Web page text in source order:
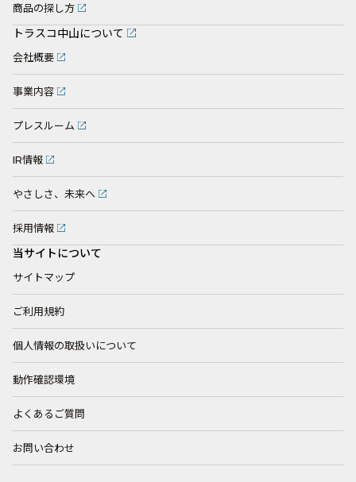
商品の探し方
トラスコ中山について
会社概要
事業内容
プレスルーム
IR情報
やさしさ、未来へ
採用情報
当サイトについて
サイトマップ
ご利用規約
個人情報の取扱いについて
動作確認環境
よくあるご質問
お問い合わせ